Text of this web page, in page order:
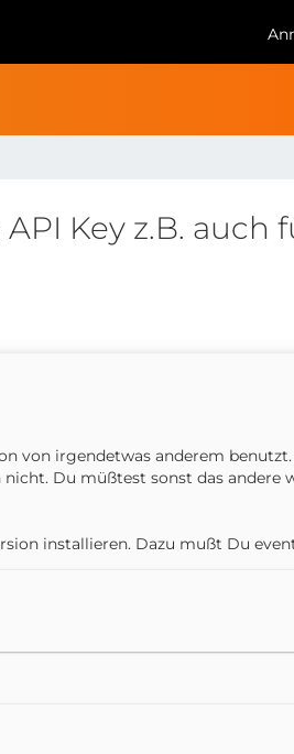
Key z.B. auch
von irgendetwas anderem
Du müßtest sonst das andere
installieren. Dazu mußt Du